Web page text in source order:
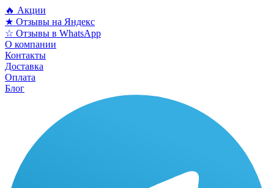
🔥 Акции
★ Отзывы на Яндекс
☆ Отзывы в WhatsApp
О компании
Контакты
Доставка
Оплата
Блог